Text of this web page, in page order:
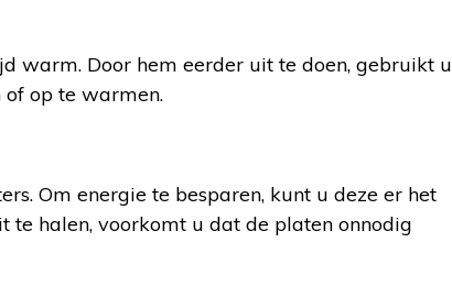
warm. Door hem eerder uit te doen, gebruikt u
op te warmen.
Om energie te besparen, kunt u deze er het
te halen, voorkomt u dat de platen onnodig